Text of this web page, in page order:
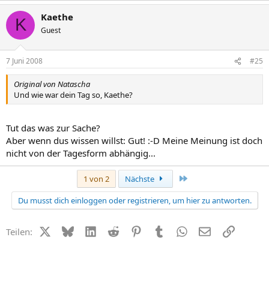
K Kaethe
Guest
7 Juni 2008 #25
Original von Natascha
Und wie war dein Tag so, Kaethe?
Tut das was zur Sache?
Aber wenn dus wissen willst: Gut! :-D Meine Meinung ist doch
nicht von der Tagesform abhängig...
1 von 2 Nächste
Du musst dich einloggen oder registrieren, um hier zu antworten.
Teilen: X (Twitter)
BlueskyLinkedIn
Reddit PinterestTumblr WhatsApp
E-MailLink